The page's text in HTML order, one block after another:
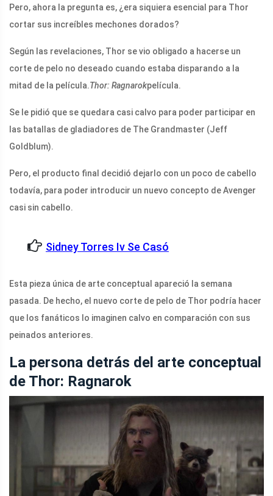
Pero, ahora la pregunta es, ¿era siquiera esencial para Thor
cortar sus increíbles mechones dorados?
Según las revelaciones, Thor se vio obligado a hacerse un
corte de pelo no deseado cuando estaba disparando a la
mitad de la película.Thor: Ragnarokpelícula.
Se le pidió que se quedara casi calvo para poder participar en
las batallas de gladiadores de The Grandmaster (Jeff
Goldblum).
Pero, el producto final decidió dejarlo con un poco de cabello
todavía, para poder introducir un nuevo concepto de Avenger
casi sin cabello.
Sidney Torres Iv Se Casó
Esta pieza única de arte conceptual apareció la semana
pasada. De hecho, el nuevo corte de pelo de Thor podría hacer
que los fanáticos lo imaginen calvo en comparación con sus
peinados anteriores.
La persona detrás del arte conceptual
de Thor: Ragnarok